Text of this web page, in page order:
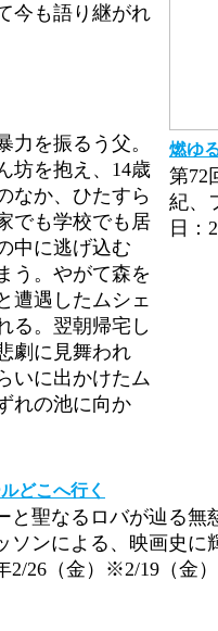
今も語り継がれ
力を振るう父。
坊を抱え、14歳
なか、ひたすら
でも学校でも居
中に逃げ込む
う。やがて森を
遭遇したムシェ
る。翌朝帰宅し
劇に見舞われ
いに出かけたム
れの池に向か
燃ゆ
第72
紀、
日：
どこへ行く
と聖なるロバが辿る無
ソンによる、映画史に
2/26（金）※2/19（金